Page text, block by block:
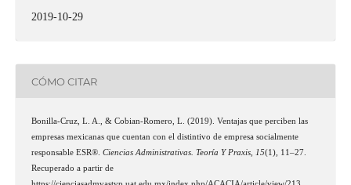
2019-10-29
CÓMO CITAR
Bonilla-Cruz, L. A., & Cobian-Romero, L. (2019). Ventajas que perciben las
empresas mexicanas que cuentan con el distintivo de empresa socialmente
responsable ESR®. Ciencias Administrativas. Teoría Y Praxis, 15(1), 11–27.
Recuperado a partir de